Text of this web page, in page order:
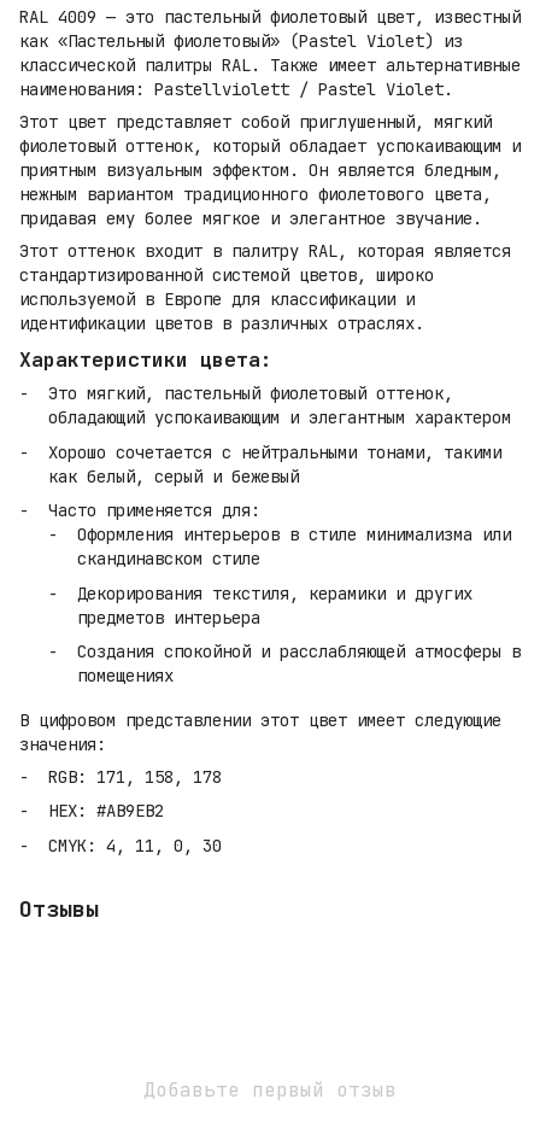
RAL 4009 — это пастельный фиолетовый цвет, известный
как «Пастельный фиолетовый» (Pastel Violet) из
классической палитры RAL. Также имеет альтернативные
наименования: Pastellviolett / Pastel Violet.
Этот цвет представляет собой приглушенный, мягкий
фиолетовый оттенок, который обладает успокаивающим и
приятным визуальным эффектом. Он является бледным,
нежным вариантом традиционного фиолетового цвета,
придавая ему более мягкое и элегантное звучание.
Этот оттенок входит в палитру RAL, которая является
стандартизированной системой цветов, широко
используемой в Европе для классификации и
идентификации цветов в различных отраслях.
Характеристики цвета:
Это мягкий, пастельный фиолетовый оттенок,
обладающий успокаивающим и элегантным характером
Хорошо сочетается с нейтральными тонами, такими
как белый, серый и бежевый
Часто применяется для:
Оформления интерьеров в стиле минимализма или
скандинавском стиле
Декорирования текстиля, керамики и других
предметов интерьера
Создания спокойной и расслабляющей атмосферы в
помещениях
В цифровом представлении этот цвет имеет следующие
значения:
RGB: 171, 158, 178
HEX: #AB9EB2
CMYK: 4, 11, 0, 30
Отзывы
Добавьте первый отзыв